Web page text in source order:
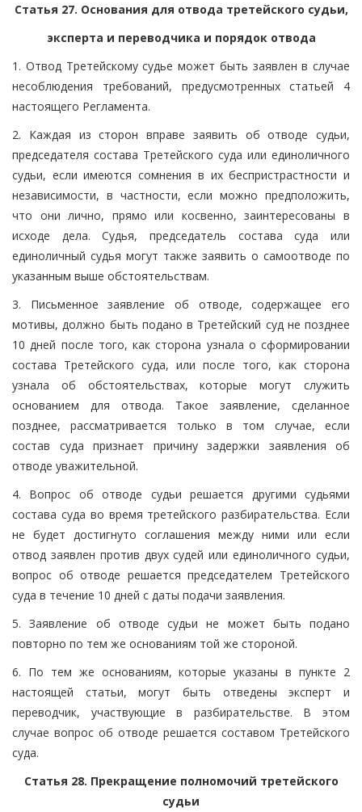
Статья 27. Основания для отвода третейского судьи,
эксперта и переводчика и порядок отвода
1. Отвод Третейскому судье может быть заявлен в случае
несоблюдения требований, предусмотренных статьей 4
настоящего Регламента.
2. Каждая из сторон вправе заявить об отводе судьи,
председателя состава Третейского суда или единоличного
судьи, если имеются сомнения в их беспристрастности и
независимости, в частности, если можно предположить,
что они лично, прямо или косвенно, заинтересованы в
исходе дела. Судья, председатель состава суда или
единоличный судья могут также заявить о самоотводе по
указанным выше обстоятельствам.
3. Письменное заявление об отводе, содержащее его
мотивы, должно быть подано в Третейский суд не позднее
10 дней после того, как сторона узнала о сформировании
состава Третейского суда, или после того, как сторона
узнала об обстоятельствах, которые могут служить
основанием для отвода. Такое заявление, сделанное
позднее, рассматривается только в том случае, если
состав суда признает причину задержки заявления об
отводе уважительной.
4. Вопрос об отводе судьи решается другими судьями
состава суда во время третейского разбирательства. Если
не будет достигнуто соглашения между ними или если
отвод заявлен против двух судей или единоличного судьи,
вопрос об отводе решается председателем Третейского
суда в течение 10 дней с даты подачи заявления.
5. Заявление об отводе судьи не может быть подано
повторно по тем же основаниям той же стороной.
6. По тем же основаниям, которые указаны в пункте 2
настоящей статьи, могут быть отведены эксперт и
переводчик, участвующие в разбирательстве. В этом
случае вопрос об отводе решается составом Третейского
суда.
Статья 28. Прекращение полномочий третейского
судьи